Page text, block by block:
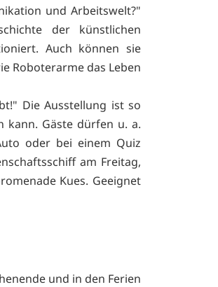
und Arbeitswelt?"
der künstlichen
Auch können sie
Roboterarme das Leben
Die Ausstellung ist so
kann. Gäste dürfen u. a.
oder bei einem Quiz
am Freitag,
Kues. Geeignet
und in den Ferien